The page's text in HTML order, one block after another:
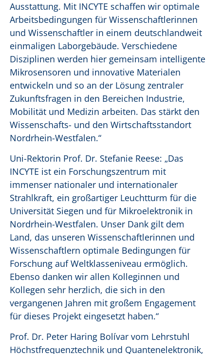
Ausstattung. Mit INCYTE schaffen wir optimale
Arbeitsbedingungen für Wissenschaftlerinnen
und Wissenschaftler in einem deutschlandweit
einmaligen Laborgebäude. Verschiedene
Disziplinen werden hier gemeinsam intelligente
Mikrosensoren und innovative Materialen
entwickeln und so an der Lösung zentraler
Zukunftsfragen in den Bereichen Industrie,
Mobilität und Medizin arbeiten. Das stärkt den
Wissenschafts- und den Wirtschaftsstandort
Nordrhein-Westfalen.“
Uni-Rektorin Prof. Dr. Stefanie Reese: „Das
INCYTE ist ein Forschungszentrum mit
immenser nationaler und internationaler
Strahlkraft, ein großartiger Leuchtturm für die
Universität Siegen und für Mikroelektronik in
Nordrhein-Westfalen. Unser Dank gilt dem
Land, das unseren Wissenschaftlerinnen und
Wissenschaftlern optimale Bedingungen für
Forschung auf Weltklasseniveau ermöglich.
Ebenso danken wir allen Kolleginnen und
Kollegen sehr herzlich, die sich in den
vergangenen Jahren mit großem Engagement
für dieses Projekt eingesetzt haben.“
Prof. Dr. Peter Haring Bolívar vom Lehrstuhl
Höchstfrequenztechnik und Quantenelektronik,